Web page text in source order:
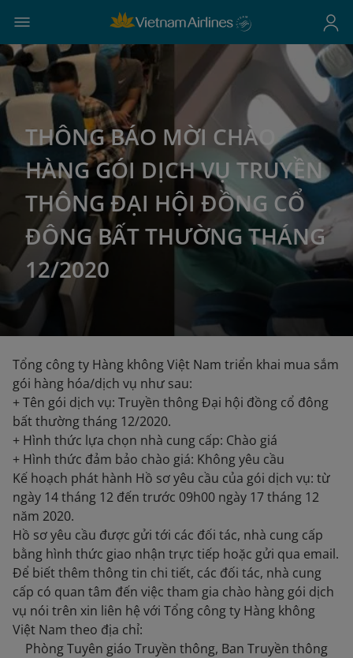
THÔNG BÁO MỜI CHÀO
HÀNG GÓI DỊCH VỤ TRUYỀN
THÔNG ĐẠI HỘI ĐỒNG CỔ
ĐÔNG BẤT THƯỜNG THÁNG
12/2020
Tổng công ty Hàng không Việt Nam triển khai mua sắm
gói hàng hóa/dịch vụ như sau:
+ Tên gói dịch vụ: Truyền thông Đại hội đồng cổ đông
bất thường tháng 12/2020.
+ Hình thức lựa chọn nhà cung cấp: Chào giá
+ Hình thức đảm bảo chào giá: Không yêu cầu
Kế hoạch phát hành Hồ sơ yêu cầu của gói dịch vụ: từ
ngày 14 tháng 12 đến trước 09h00 ngày 17 tháng 12
năm 2020.
Hồ sơ yêu cầu được gửi tới các đối tác, nhà cung cấp
bằng hình thức giao nhận trực tiếp hoặc gửi qua email.
Để biết thêm thông tin chi tiết, các đối tác, nhà cung
cấp có quan tâm đến việc tham gia chào hàng gói dịch
vụ nói trên xin liên hệ với Tổng công ty Hàng không
Việt Nam theo địa chỉ:
Phòng Tuyên giáo Truyền thông, Ban Truyền thông